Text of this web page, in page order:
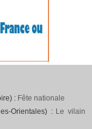
: Fête nationale
Orientales) : Le vilain